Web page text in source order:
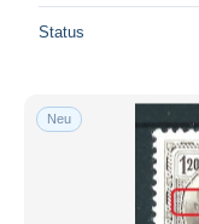
Status
Neu